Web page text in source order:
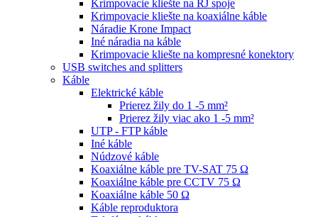
Krimpovacie kliešte na RJ spoje
Krimpovacie kliešte na koaxiálne káble
Náradie Krone Impact
Iné náradia na káble
Krimpovacie kliešte na kompresné konektory
USB switches and splitters
Káble
Elektrické káble
Prierez žily do 1 -5 mm²
Prierez žily viac ako 1 -5 mm²
UTP - FTP káble
Iné káble
Núdzové káble
Koaxiálne káble pre TV-SAT 75 Ω
Koaxiálne káble pre CCTV 75 Ω
Koaxiálne káble 50 Ω
Káble reproduktora